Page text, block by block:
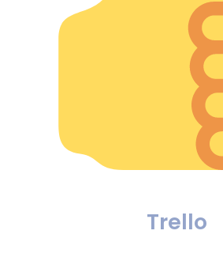
Trello